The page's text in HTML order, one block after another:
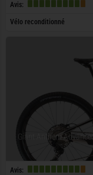
Avis:
Vélo reconditionné
Giant Anthem
Avis: